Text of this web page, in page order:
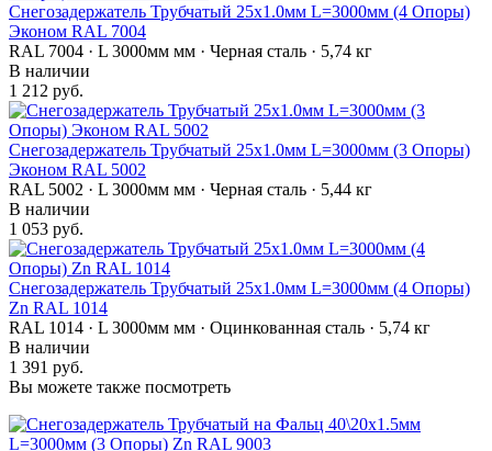
Снегозадержатель Трубчатый 25х1.0мм L=3000мм (4 Опоры)
Эконом RAL 7004
RAL 7004 · L 3000мм мм · Черная сталь · 5,74 кг
В наличии
1 212 руб.
Снегозадержатель Трубчатый 25х1.0мм L=3000мм (3 Опоры)
Эконом RAL 5002
RAL 5002 · L 3000мм мм · Черная сталь · 5,44 кг
В наличии
1 053 руб.
Снегозадержатель Трубчатый 25х1.0мм L=3000мм (4 Опоры)
Zn RAL 1014
RAL 1014 · L 3000мм мм · Оцинкованная сталь · 5,74 кг
В наличии
1 391 руб.
Вы можете также посмотреть